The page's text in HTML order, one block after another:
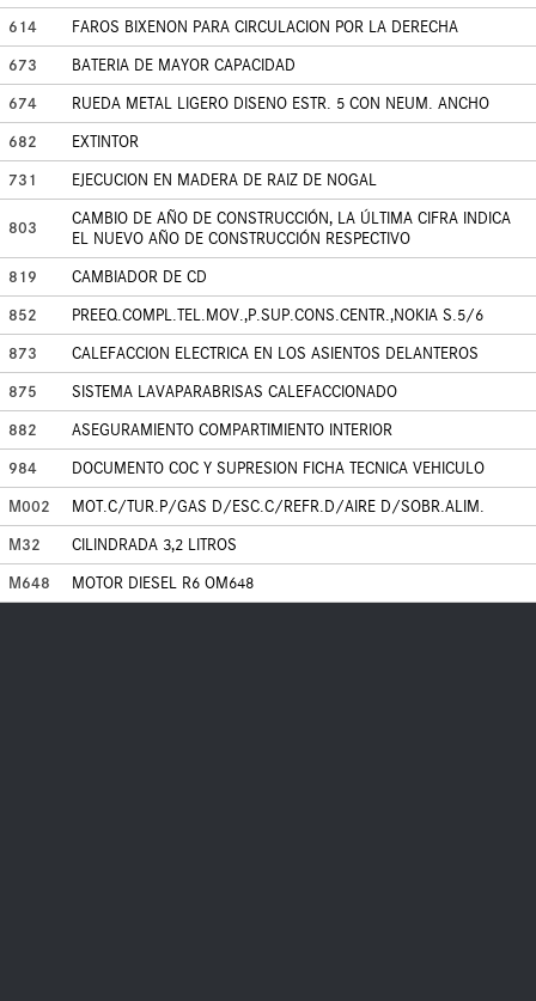
614
FAROS BIXENON PARA CIRCULACION POR LA DERECHA
673
BATERIA DE MAYOR CAPACIDAD
674
RUEDA METAL LIGERO DISENO ESTR. 5 CON NEUM. ANCHO
682
EXTINTOR
731
EJECUCION EN MADERA DE RAIZ DE NOGAL
803
CAMBIO DE AÑO DE CONSTRUCCIÓN, LA ÚLTIMA CIFRA INDICA
EL NUEVO AÑO DE CONSTRUCCIÓN RESPECTIVO
819
CAMBIADOR DE CD
852
PREEQ.COMPL.TEL.MOV.,P.SUP.CONS.CENTR.,NOKIA S.5/6
873
CALEFACCION ELECTRICA EN LOS ASIENTOS DELANTEROS
875
SISTEMA LAVAPARABRISAS CALEFACCIONADO
882
ASEGURAMIENTO COMPARTIMIENTO INTERIOR
984
DOCUMENTO COC Y SUPRESION FICHA TECNICA VEHICULO
M002
MOT.C/TUR.P/GAS D/ESC.C/REFR.D/AIRE D/SOBR.ALIM.
M32
CILINDRADA 3,2 LITROS
M648
MOTOR DIESEL R6 OM648